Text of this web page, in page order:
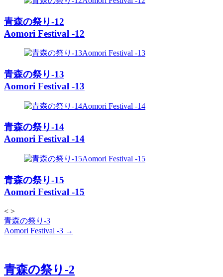
青森の祭り-12
Aomori Festival -12
青森の祭り-13
Aomori Festival -13
青森の祭り-14
Aomori Festival -14
青森の祭り-15
Aomori Festival -15
< >
投
稿
ゲ
ー
青森の祭り-3
Aomori Festival -3 →
青森の祭り-2